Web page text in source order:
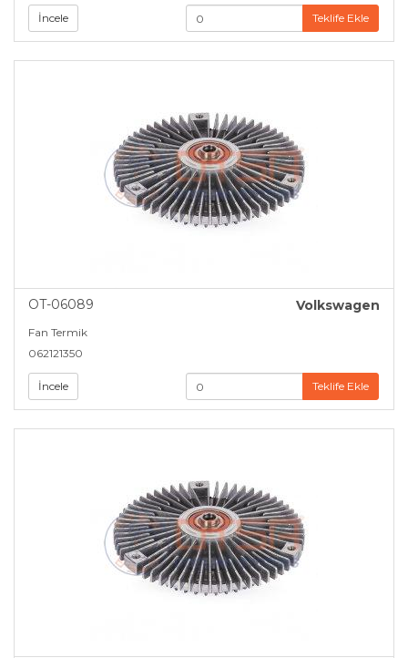
İncele Teklife Ekle
OT-06089 Volkswagen
Fan Termik
062121350
İncele Teklife Ekle